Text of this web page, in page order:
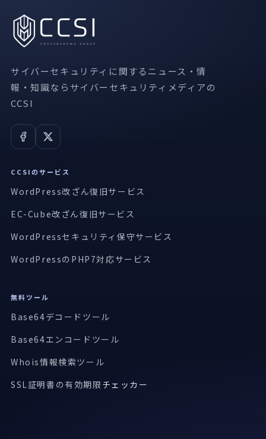
サイバーセキュリティに関するニュース・情
報・知識ならサイバーセキュリティメディアの
CCSI
CCSIのサービス
WordPress改ざん復旧サービス
EC-Cube改ざん復旧サービス
WordPressセキュリティ保守サービス
WordPressのPHP7対応サービス
無料ツール
Base64デコードツール
Base64エンコードツール
Whois情報検索ツール
SSL証明書の有効期限 チェッカー